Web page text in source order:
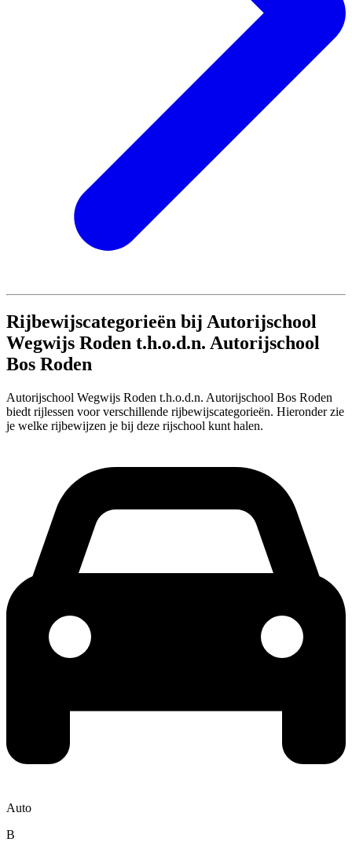
Rijbewijscategorieën bij Autorijschool
Wegwijs Roden t.h.o.d.n. Autorijschool
Bos Roden
Autorijschool Wegwijs Roden t.h.o.d.n. Autorijschool Bos Roden
biedt rijlessen voor verschillende rijbewijscategorieën. Hieronder zie
je welke rijbewijzen je bij deze rijschool kunt halen.
Auto
B